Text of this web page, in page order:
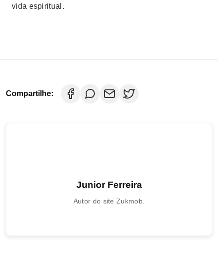
vida espiritual.
Compartilhe:
Junior Ferreira
Autor do site Zukmob.